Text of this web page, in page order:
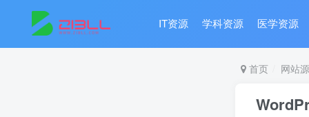
IT资源 学科资源 医学资源
首页 网站